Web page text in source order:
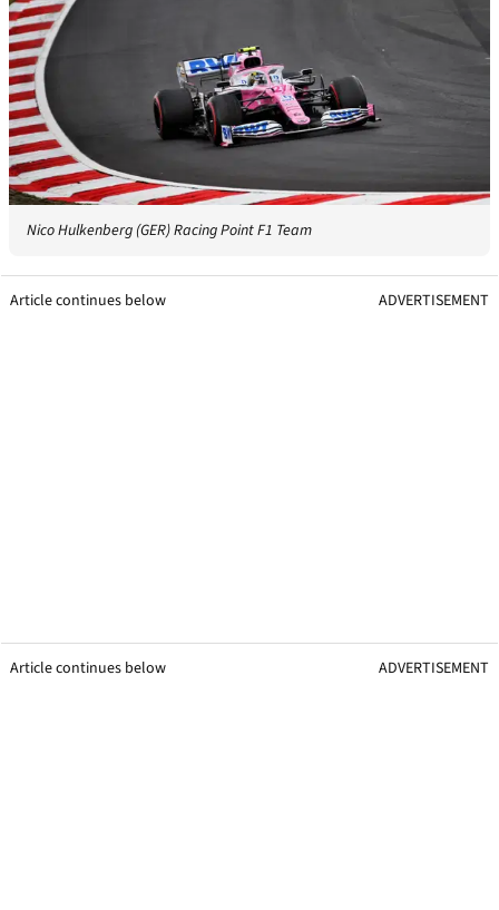
Nico Hulkenberg (GER) Racing Point F1 Team
Article continues below ADVERTISEMENT
Article continues below ADVERTISEMENT